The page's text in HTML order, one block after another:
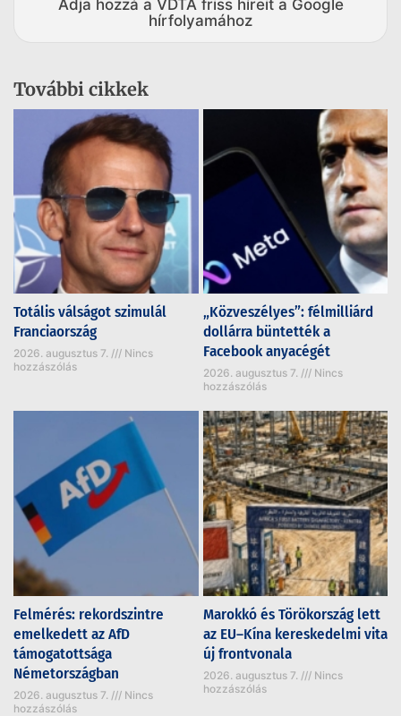
Adja hozzá a VDTA friss híreit a Google
hírfolyamához
További cikkek
Totális válságot szimulál
Franciaország
2026. augusztus 7.
Nincs
hozzászólás
„Közveszélyes”: félmilliárd
dollárra büntették a
Facebook anyacégét
2026. augusztus 7.
Nincs
hozzászólás
Felmérés: rekordszintre
emelkedett az AfD
támogatottsága
Németországban
2026. augusztus 7.
Nincs
hozzászólás
Marokkó és Törökország lett
az EU–Kína kereskedelmi vita
új frontvonala
2026. augusztus 7.
Nincs
hozzászólás